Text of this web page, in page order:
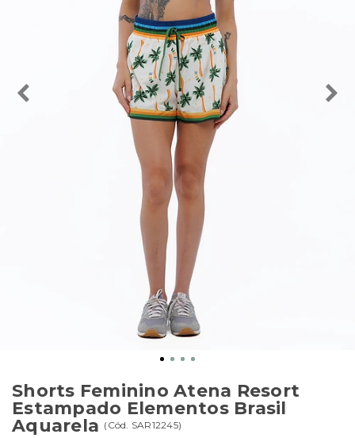
Shorts Feminino Atena Resort
Estampado Elementos Brasil
Aquarela ( Cód. SAR12245)